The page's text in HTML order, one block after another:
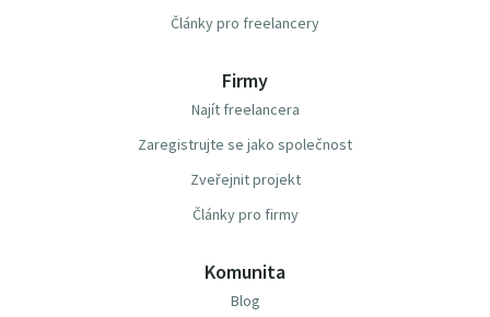
Články pro freelancery
Firmy
Najít freelancera
Zaregistrujte se jako společnost
Zveřejnit projekt
Články pro firmy
Komunita
Blog